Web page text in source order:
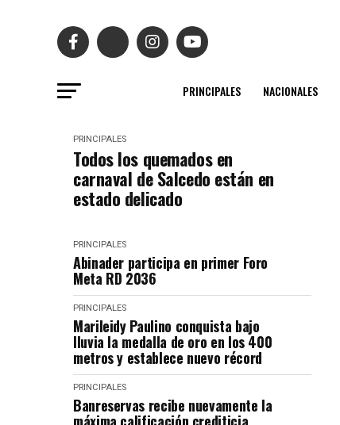
PRINCIPALES NACIONALES
PRINCIPALES
Todos los quemados en
carnaval de Salcedo están en
estado delicado
PRINCIPALES
Abinader participa en primer Foro
Meta RD 2036
PRINCIPALES
Marileidy Paulino conquista bajo
lluvia la medalla de oro en los 400
metros y establece nuevo récord
PRINCIPALES
Banreservas recibe nuevamente la